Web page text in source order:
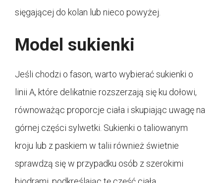
sięgającej do kolan lub nieco powyżej.
Model sukienki
Jeśli chodzi o fason, warto wybierać sukienki o
linii A, które delikatnie rozszerzają się ku dołowi,
równoważąc proporcje ciała i skupiając uwagę na
górnej części sylwetki. Sukienki o taliowanym
kroju lub z paskiem w talii również świetnie
sprawdzą się w przypadku osób z szerokimi